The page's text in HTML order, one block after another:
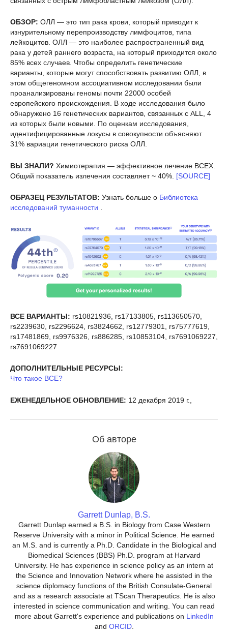
ОБЗОР: ОЛЛ — это тип рака крови, который приводит к
изнурительному перепроизводству лимфоцитов, типа
лейкоцитов. ОЛЛ — это наиболее распространенный вид
рака у детей раннего возраста, на который приходится около
85% всех случаев. Чтобы определить генетические
варианты, которые могут способствовать развитию ОЛЛ, в
этом общегеномном ассоциативном исследовании были
проанализированы геномы почти 22000 особей
европейского происхождения. В ходе исследования было
обнаружено 16 генетических вариантов, связанных с ALL, 4
из которых были новыми. По оценкам исследования,
идентифицированные локусы в совокупности объясняют
31% вариации генетического риска ОЛЛ.
ВЫ ЗНАЛИ? Химиотерапия — эффективное лечение ВСЕХ.
Общий показатель излечения составляет ~ 40%. [SOURCE]
ОБРАЗЕЦ РЕЗУЛЬТАТОВ: Узнать больше о Библиотека
исследований туманности
ВСЕ ВАРИАНТЫ: rs10821936, rs17133805, rs113650570,
rs2239630, rs2296624, rs3824662, rs12779301, rs75777619,
rs17481869, rs9976326, rs886285, rs10853104, rs7691069227,
rs7691069227
ДОПОЛНИТЕЛЬНЫЕ РЕСУРСЫ:
Что такое ВСЕ?
ЕЖЕНЕДЕЛЬНОЕ ОБНОВЛЕНИЕ: 12 декабря 2019 г.,
Об авторе
Garrett Dunlap, B.S.
Garrett Dunlap earned a B.S. in Biology from Case Western
Reserve University with a minor in Political Science. He earned
an M.S. and is currently a Ph.D. Candidate in the Biological and
Biomedical Sciences (BBS) Ph.D. program at Harvard
University. He has experience in science policy as an intern at
the Science and Innovation Network where he assisted in the
science diplomacy functions of the British Consulate-General
and as a research associate at TScan Therapeutics. He is also
interested in science communication and writing. You can read
more about Garrett's experience and publications on LinkedIn
and ORCID.